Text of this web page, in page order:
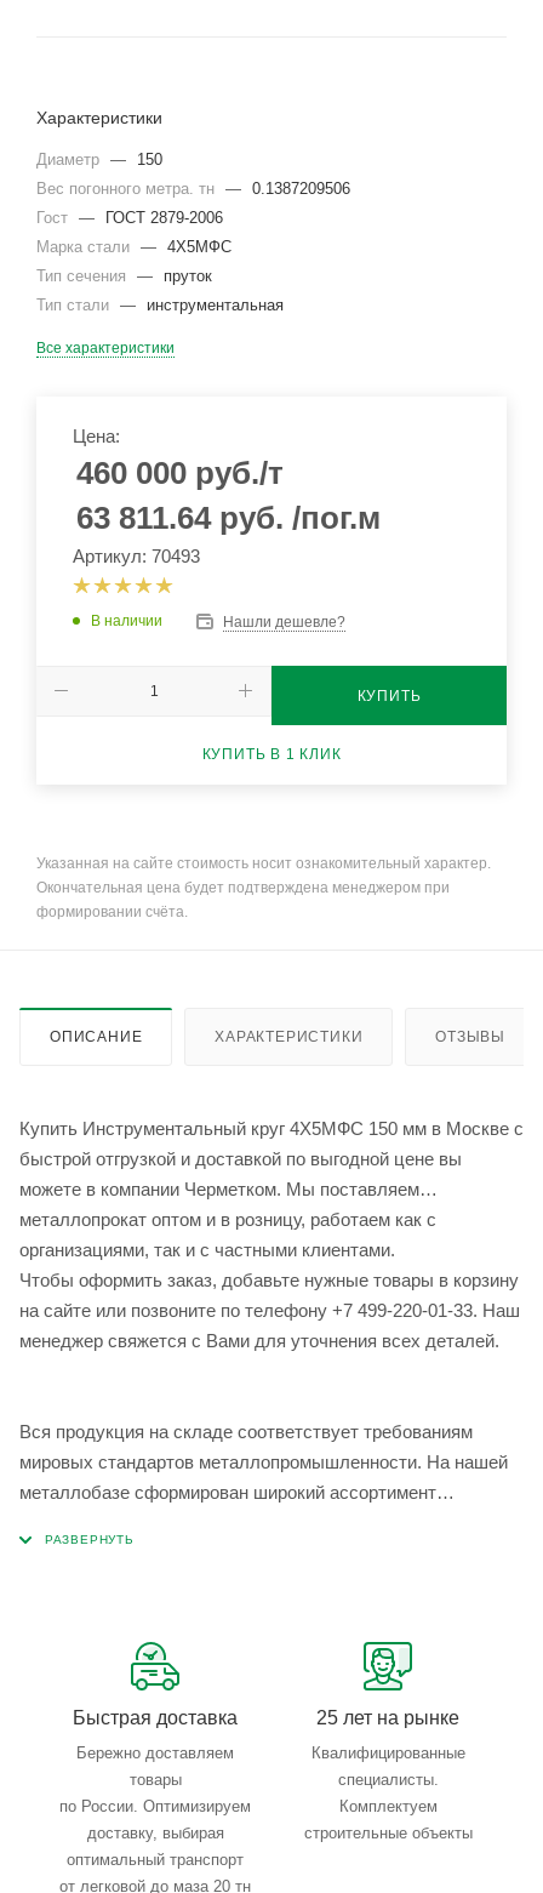
Характеристики
Диаметр —
150
Вес погонного метра. тн — 0.1387209506
Гост —
ГОСТ 2879-2006
Марка стали — 4Х5МФС
Тип сечения
—
пруток
Тип стали — инструментальная
Все характеристики
Цена:
460 000 руб./т
63 811.64 руб. /пог.м
Артикул: 70493
В наличии Нашли дешевле?
КУПИТЬ
КУПИТЬ В 1 КЛИК
Указанная на сайте стоимость носит ознакомительный характер.
Окончательная цена будет подтверждена менеджером при
формировании счёта.
ОПИСАНИЕ ХАРАКТЕРИСТИКИ ОТЗЫВЫ
Купить Инструментальный круг 4Х5МФС 150 мм в Москве с
быстрой отгрузкой и доставкой по выгодной цене вы
можете в компании Черметком. Мы поставляем
металлопрокат оптом и в розницу, работаем как с
организациями, так и с частными клиентами.
Чтобы оформить заказ, добавьте нужные товары в корзину
на сайте или позвоните по телефону +7 499-220-01-33. Наш
менеджер свяжется с Вами для уточнения всех деталей.
Вся продукция на складе соответствует требованиям
мировых стандартов металлопромышленности. На нашей
металлобазе сформирован широкий ассортимент
Быстрая доставка
Бережно доставляем
товары
по России. Оптимизируем
доставку, выбирая
оптимальный транспорт
от легковой до маза 20 тн
25 лет на рынке
Квалифицированные
специалисты.
Комплектуем
строительные объекты